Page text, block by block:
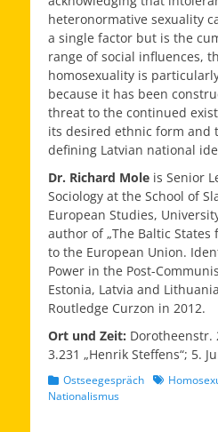
heteronormative sexuality
a single factor but is the
range of social influences,
homosexuality is
because it has been
threat to the continued
its desired ethnic form and
defining Latvian national
Dr. Richard Mole is Senior
Sociology at the School of
European Studies,
author of „The Baltic States
to the European Union.
Power in the Post-
Estonia, Latvia and
Routledge Curzon in 2012.
Ort und Zeit: Dorotheenstr.
3.231 „Henrik Steffens“; 5.
Kategorien
Ostseegespräch Schlagworte
Nationalismus